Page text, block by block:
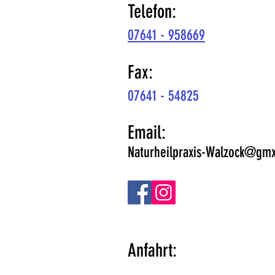
Telefon:
07641 - 958669
Fax:
07641 - 54825
Email:
Naturheilpraxis-
Anfahrt: